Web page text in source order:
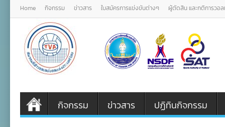
Home กิจกรรม ข่าวสาร ใบสมัครการแข่งขันต่างๆ ผู้ตัดสิน และกติการวอ
กิจกรรม ข่าวสาร ปฏิทินกิจกรรม